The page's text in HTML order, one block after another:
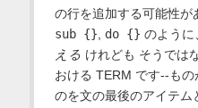
の行を追加する可能性が
sub {}, do {} のように
える けれども そうでは
おける TERM です--も
のを文の最後のアイテム